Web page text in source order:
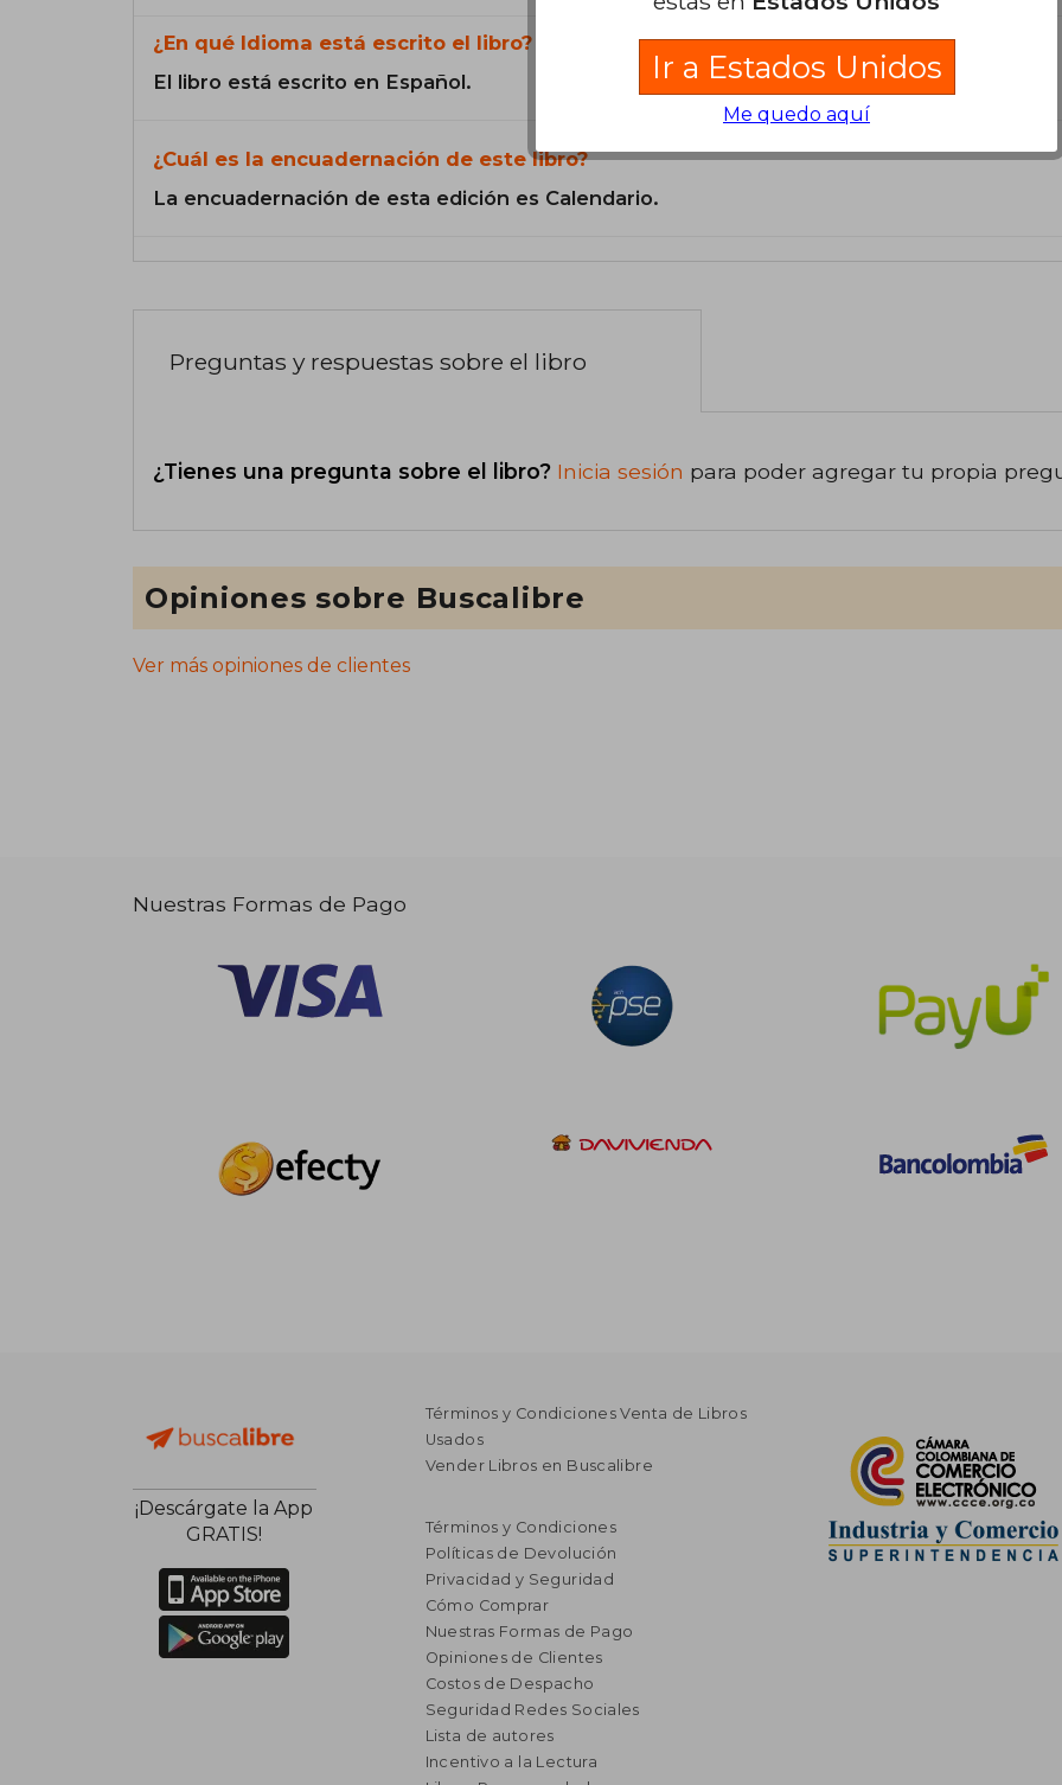
¿En qué Idioma está escrito el libro?
El libro está escrito en Español.
¿Cuál es la encuadernación de este libro?
La encuadernación de esta edición es Calendario.
Preguntas y respuestas sobre el libro
¿Tienes una pregunta sobre el libro? Inicia sesión para poder agregar tu propia
Opiniones sobre Buscalibre
Ver más opiniones de clientes
Nuestras Formas de Pago
¡Descárgate la App
GRATIS!
Términos y Condiciones Venta de Libros
Usados
Vender Libros en Buscalibre
Términos y Condiciones
Políticas de Devolución
Privacidad y Seguridad
Cómo Comprar
Nuestras Formas de Pago
Opiniones de Clientes
Costos de Despacho
Seguridad Redes Sociales
Lista de autores
Incentivo a la Lectura
Ir a Estados Unidos
Me quedo aquí